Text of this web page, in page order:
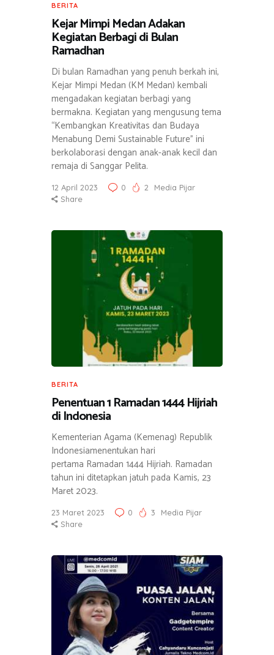
BERITA
Kejar Mimpi Medan Adakan
Kegiatan Berbagi di Bulan
Ramadhan
Di bulan Ramadhan yang penuh berkah ini,
Kejar Mimpi Medan (KM Medan) kembali
mengadakan kegiatan berbagi yang
bermakna. Kegiatan yang mengusung tema
“Kembangkan Kreativitas dan Budaya
Menabung Demi Sustainable Future” ini
berkolaborasi dengan anak-anak kecil dan
remaja di Sanggar Pelita.
12 April 2023 0 2
Media Pijar
Share
BERITA
Penentuan 1 Ramadan 1444 Hijriah
di Indonesia
Kementerian Agama (Kemenag) Republik
Indonesiamenentukan hari
pertama Ramadan 1444 Hijriah. Ramadan
tahun ini ditetapkan jatuh pada Kamis, 23
Maret 2023.
23 Maret 2023 0 3
Media Pijar
Share